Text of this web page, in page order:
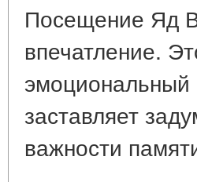
Посещение Яд
впечатление.
эмоциональный
заставляет
важности